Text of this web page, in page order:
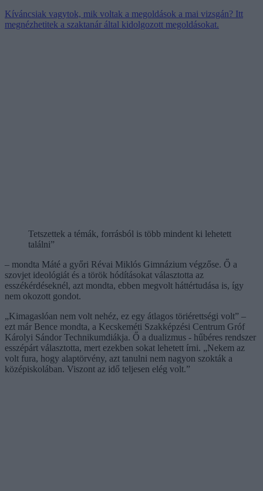
Kíváncsiak vagytok, mik voltak a megoldások a mai vizsgán? Itt
megnézhetitek a szaktanár által kidolgozott megoldásokat.
Tetszettek a témák, forrásból is több mindent ki lehetett
találni”
– mondta Máté a győri Révai Miklós Gimnázium végzőse. Ő a
szovjet ideológiát és a török hódításokat választotta az
esszékérdéseknél, azt mondta, ebben megvolt háttértudása is, így
nem okozott gondot.
„Kimagaslóan nem volt nehéz, ez egy átlagos töriérettségi volt” –
ezt már Bence mondta, a Kecskeméti Szakképzési Centrum Gróf
Károlyi Sándor Technikumdiákja. Ő a dualizmus - hűbéres rendszer
esszépárt választotta, mert ezekben sokat lehetett írni. „Nekem az
volt fura, hogy alaptörvény, azt tanulni nem nagyon szokták a
középiskolában. Viszont az idő teljesen elég volt.”